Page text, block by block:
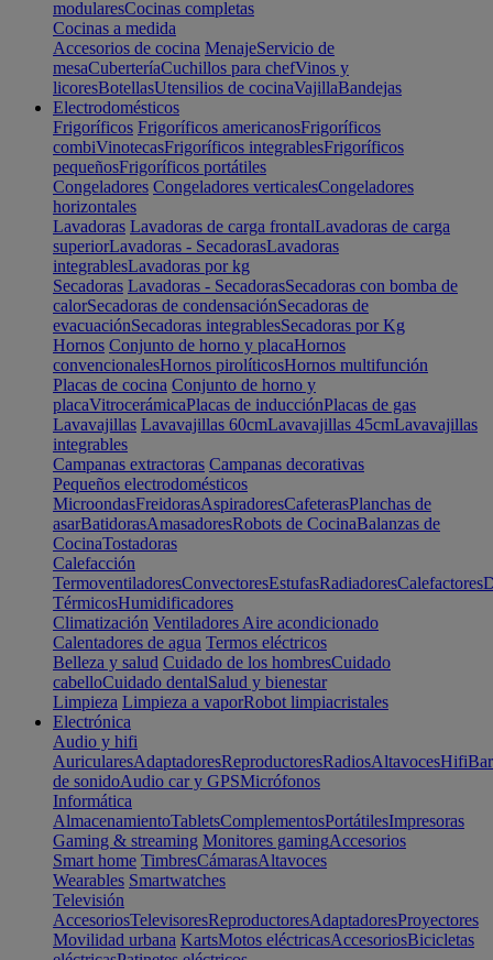
modularesCocinas completas
Cocinas a medida
Accesorios de cocina MenajeServicio de
mesaCuberteríaCuchillos para chefVinos y
licoresBotellasUtensilios de cocinaVajillaBandejas
Electrodomésticos
Frigoríficos Frigoríficos americanosFrigoríficos
combiVinotecasFrigoríficos integrablesFrigoríficos
pequeñosFrigoríficos portátiles
Congeladores Congeladores verticalesCongeladores
horizontales
Lavadoras Lavadoras de carga frontalLavadoras de carga
superiorLavadoras - SecadorasLavadoras
integrablesLavadoras por kg
Secadoras Lavadoras - SecadorasSecadoras con bomba de
calorSecadoras de condensaciónSecadoras de
evacuaciónSecadoras integrablesSecadoras por Kg
Hornos Conjunto de horno y placaHornos
convencionalesHornos pirolíticosHornos multifunción
Placas de cocina Conjunto de horno y
placaVitrocerámicaPlacas de inducciónPlacas de gas
Lavavajillas Lavavajillas 60cmLavavajillas 45cmLavavajillas
integrables
Campanas extractoras Campanas decorativas
Pequeños electrodomésticos
MicroondasFreidorasAspiradoresCafeterasPlanchas de
asarBatidorasAmasadoresRobots de CocinaBalanzas de
CocinaTostadoras
Calefacción
TermoventiladoresConvectoresEstufasRadiadoresCalefactores
TérmicosHumidificadores
Climatización Ventiladores Aire acondicionado
Calentadores de agua Termos eléctricos
Belleza y salud Cuidado de los hombresCuidado
cabelloCuidado dentalSalud y bienestar
Limpieza Limpieza a vaporRobot limpiacristales
Electrónica
Audio y hifi
AuricularesAdaptadoresReproductoresRadiosAltavocesHifi
de sonidoAudio car y GPSMicrófonos
Informática
AlmacenamientoTabletsComplementosPortátilesImpresoras
Gaming & streaming Monitores gamingAccesorios
Smart home TimbresCámarasAltavoces
Wearables Smartwatches
Televisión
AccesoriosTelevisoresReproductoresAdaptadoresProyectores
Movilidad urbana KartsMotos eléctricasAccesoriosBicicletas